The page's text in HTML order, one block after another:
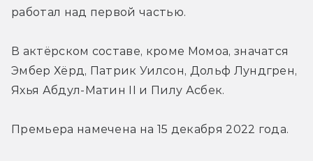
работал над первой частью.
В актёрском составе, кроме Момоа, значатся
Эмбер Хёрд, Патрик Уилсон, Дольф Лундгрен,
Яхья Абдул-Матин II и Пилу Асбек.
Премьера намечена на 15 декабря 2022 года.